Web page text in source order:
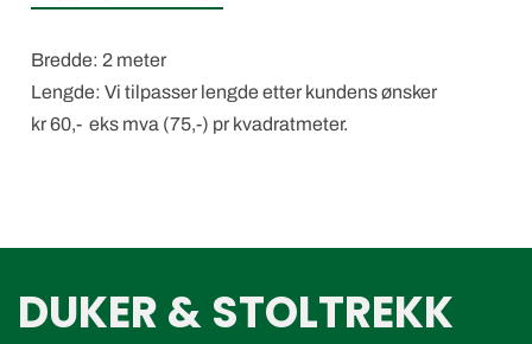
Bredde: 2 meter
Lengde: Vi tilpasser lengde etter kundens ønsker
kr 60,- eks mva (75,-) pr kvadratmeter.
DUKER & STOLTREKK